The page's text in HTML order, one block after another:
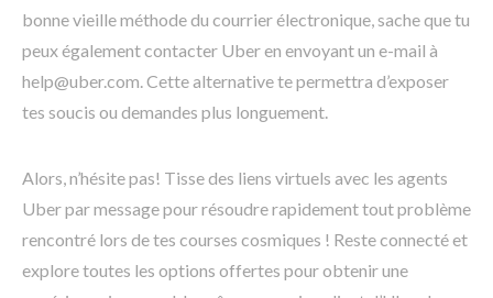
bonne vieille méthode du courrier électronique, sache que tu
peux également contacter Uber en envoyant un e-mail à
help@uber.com. Cette alternative te permettra d’exposer
tes soucis ou demandes plus longuement.
Alors, n’hésite pas! Tisse des liens virtuels avec les agents
Uber par message pour résoudre rapidement tout problème
rencontré lors de tes courses cosmiques ! Reste connecté et
explore toutes les options offertes pour obtenir une